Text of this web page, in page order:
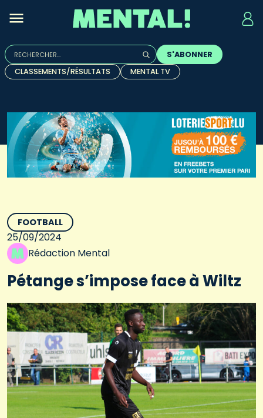
Rechercher :
Quand les résultats de l'auto-complétion sont
S'ABONNER
CLASSEMENTS/RÉSULTATS
MENTAL TV
FOOTBALL
25/09/2024
Rédaction Mental
Pétange s’impose face à Wiltz